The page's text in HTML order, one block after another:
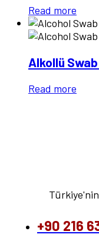
Read more
Alkollü
Read more
+90 216